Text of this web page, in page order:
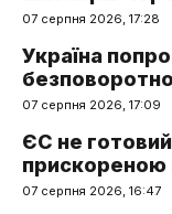
07 серпня 2026, 17:28
Україна
07 серпня 2026, 17:09
ЄС не
прискореною
07 серпня 2026, 16:47